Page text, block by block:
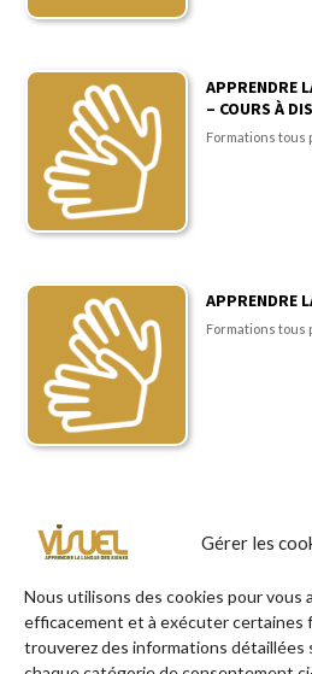
Gérer les
Nous utilisons des cookies pour vous
efficacement et à exécuter certaines
trouverez des informations détaillées
APPRENDRE
– COURS À
Formations tous
APPRENDRE
Formations tous
TROUVER
en